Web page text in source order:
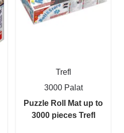
Trefl
3000 Palat
Puzzle Roll Mat up to
3000 pieces Trefl